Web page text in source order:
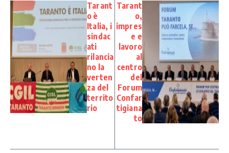
Tarant
o è
Italia, i
sindac
ati
rilancia
no la
verten
za del
territo
rio
Tarant
o,
impres
e e
lavoro
al
centro
del
Forum
Confar
tigiana
to